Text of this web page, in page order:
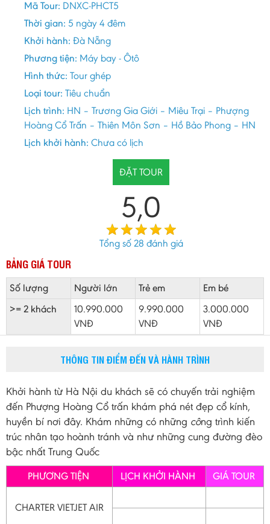
Mã Tour: DNXC-PHCT5
Thời gian: 5 ngày 4 đêm
Khởi hành: Đà Nẵng
Phương tiện: Máy bay - Ôtô
Hình thức: Tour ghép
Loại tour: Tiêu chuẩn
Lịch trình: HN – Trương Gia Giới – Miêu Trại – Phượng
Hoàng Cổ Trấn – Thiên Môn Sơn – Hồ Bảo Phong – HN
Lịch khởi hành: Chưa có lịch
ĐẶT TOUR
5,0
Tổng số28 đánh giá
BẢNG GIÁ TOUR
Số lượng Người lớn Trẻ em
Em bé
>= 2 khách
10.990.000
VNĐ
9.990.000
VNĐ
3.000.000
VNĐ
THÔNG TIN ĐIỂM ĐẾN VÀ HÀNH TRÌNH
Khởi hành từ Hà Nội du khách sẽ có chuyến trải nghiệm
đến Phượng Hoàng Cổ trấn khám phá nét đẹp cổ kính,
huyền bí nơi đây. Khám những có những công trình kiến
trúc nhân tạo hoành tránh và như những cung đường đèo
bậc nhất Trung Quốc
PHƯƠNG TIỆN LỊCH KHỞI HÀNH GIÁ TOUR
CHARTER VIETJET AIR